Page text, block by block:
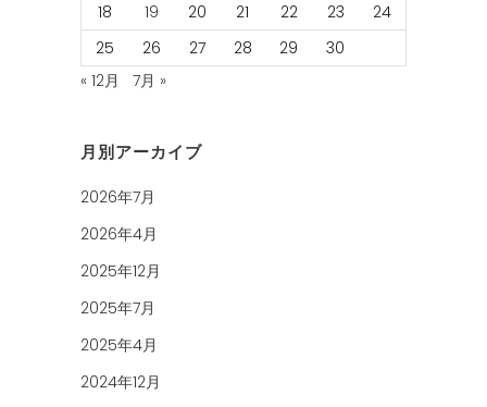
18
19 20 21 22 23
24
25
26 27 28 29
30
« 12月
7月 »
月別アーカイブ
2026年7月
2026年4月
2025年12月
2025年7月
2025年4月
2024年12月